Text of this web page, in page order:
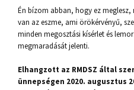
Én bízom abban, hogy ez
van az eszme, ami örökérvényű,
minden megosztási kísérlet és
megmaradását jelenti.
Elhangzott az RMDSZ által
ünnepségen 2020. augusztus